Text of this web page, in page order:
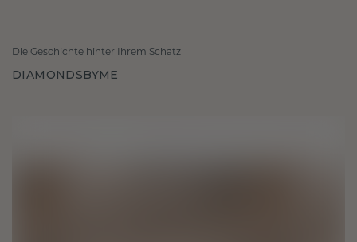
Die Geschichte hinter Ihrem Schatz
DIAMONDSBYME